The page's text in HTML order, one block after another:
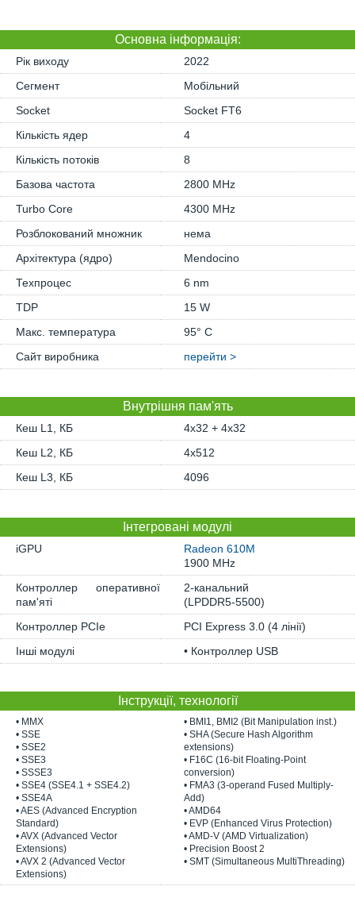
Основна iнформація:
Рік виходу
2022
Сегмент
Мобільний
Socket
Socket FT6
Кількість ядер
4
Кількість потоків
8
Базова частота
2800 MHz
Turbo Core
4300 MHz
Розблокований множник
нема
Архітектура (ядро)
Mendocino
Техпроцес
6 nm
TDP
15 W
Макс. температура
95° C
Сайт виробника
перейти >
Внутрішня пам'ять
Кеш L1, КБ
4x32 + 4x32
Кеш L2, КБ
4x512
Кеш L3, КБ
4096
Інтегровані модулі
iGPU
Radeon 610M
1900 MHz
Контроллер оперативної
пам'яті
2-канальний
(LPDDR5-5500)
Контроллер PCIe
PCI Express 3.0 (4 лінії)
Інші модулі
• Контроллер USB
Інструкції, технології
• MMX
• SSE
• SSE2
• SSE3
• SSSE3
• SSE4 (SSE4.1 + SSE4.2)
• SSE4A
• AES (Advanced Encryption
Standard)
• AVX (Advanced Vector
Extensions)
• AVX 2 (Advanced Vector
Extensions)
• BMI1, BMI2 (Bit Manipulation inst.)
• SHA (Secure Hash Algorithm
extensions)
• F16C (16-bit Floating-Point
conversion)
• FMA3 (3-operand Fused Multiply-
Add)
• AMD64
• EVP (Enhanced Virus Protection)
• AMD-V (AMD Virtualization)
• Precision Boost 2
• SMT (Simultaneous MultiThreading)